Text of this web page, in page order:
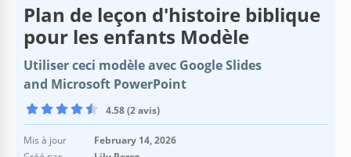
Plan de leçon d'histoire biblique
pour les enfants Modèle
Utiliser ceci modèle avec Google Slides
and Microsoft PowerPoint
4.58 (2 avis)
Mis à jour
February 14, 2026